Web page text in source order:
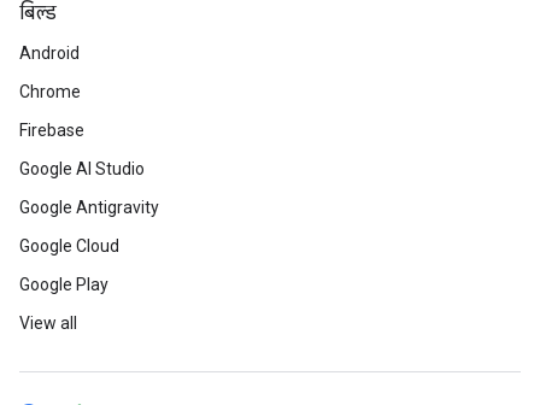
बिल्ड
Android
Chrome
Firebase
Google AI Studio
Google Antigravity
Google Cloud
Google Play
View all